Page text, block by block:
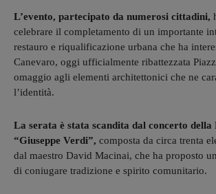
L’evento, partecipato da numerosi cittadini,
celebrare il completamento di un importante
restauro e riqualificazione urbana che ha
Canevaro, oggi ufficialmente ribattezzata
omaggio agli elementi architettonici che ne
l’identità.
La serata è stata scandita dal concerto
“Giuseppe Verdi”, composta da circa trenta
dal maestro David Macinai, che ha proposto
di coniugare tradizione e spirito comunitario.